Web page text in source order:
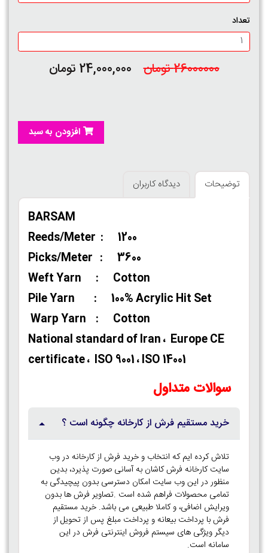
تعداد
26000000 تومان 24,000,000 تومان
افزودن به سبد
توضیحات دیدگاه کاربران
BARSAM
Reeds/Meter : 1200
Picks/Meter : 3600
Weft Yarn : Cotton
Pile Yarn : 100% Acrylic Hit Set
Warp Yarn : Cotton
National standard of Iran ، Europe CE
certificate ، ISO 9001 ، ISO 14001
سوالات متداول
خرید مستقیم فرش از کارخانه چگونه است ؟
تلاش کرده ایم که انتخاب و خرید فرش از کارخانه در وب
سایت کارخانه فرش کاشان به آسانی صورت پذیرد، بدین
منظور در این وب سایت امکان دسترسی بدون پیچیدگی به
تمامی محصولات فراهم شده است .تصاویر فرش ها بدون
ویرایش اضافی، و کاملا طبیعی می باشد. خرید مستقیم
فرش با پرداخت بیعانه و پرداخت مبلغ پس از تحویل از
دیگر ویژگی های سیستم فروش اینترنتی فرش در این
سامانه است.